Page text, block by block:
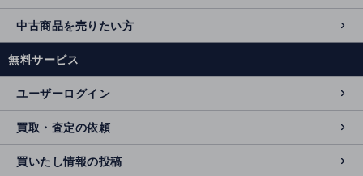
中古商品を売りたい方
無料サービス
ユーザーログイン
買取・査定の依頼
買いたし情報の投稿